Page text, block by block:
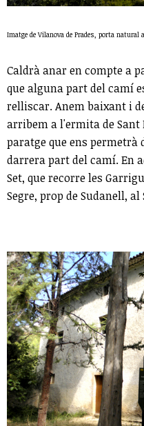
Imatge de Vilanova de Prades, porta natural
Caldrà anar en compte a
que alguna part del camí
relliscar. Anem baixant i
arribem a l'ermita de Sant
paratge que ens permetrà
darrera part del camí. En
Set, que recorre les
Segre, prop de Sudanell, al